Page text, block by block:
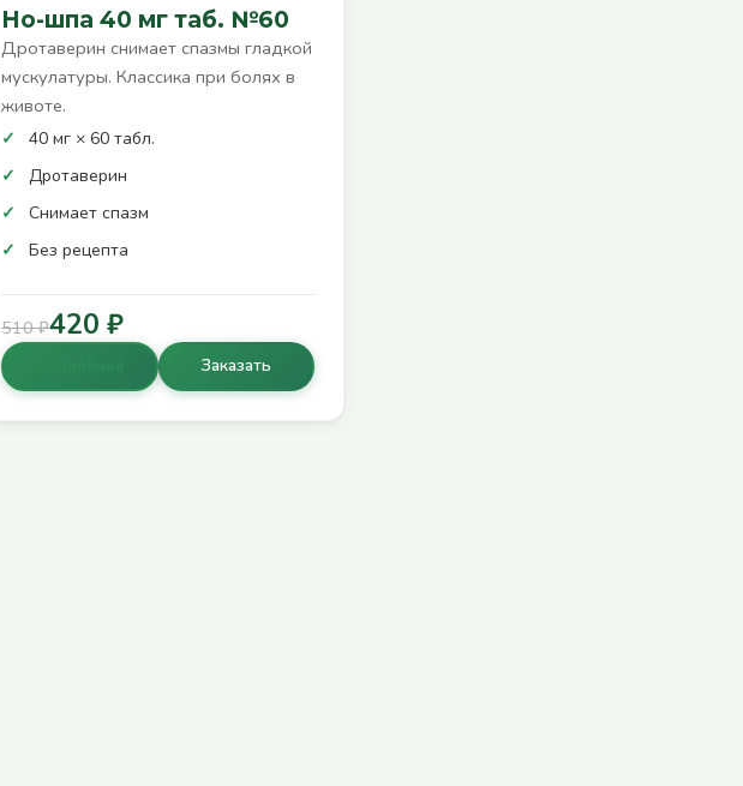
Но-шпа 40 мг таб. №60
Дротаверин снимает спазмы гладкой
мускулатуры. Классика при болях в
животе.
40 мг × 60 табл.
Дротаверин
Снимает спазм
Без рецепта
510 ₽420 ₽
Заказать